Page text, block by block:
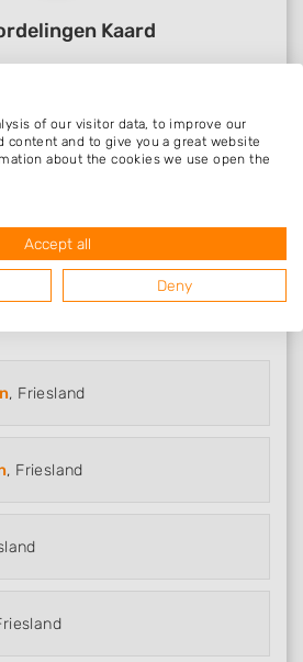
Kaard
beschikbaar.
in Friesland
, Friesland
, Friesland
of our visitor data, to improve our
content and to give you a great website
about the cookies we use open the
Accept all
Deny